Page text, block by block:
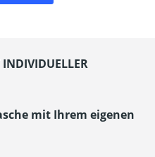
INDIVIDUELLER
mit Ihrem eigenen